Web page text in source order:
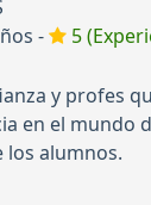
-
5
y profes
en el mundo
los alumnos.